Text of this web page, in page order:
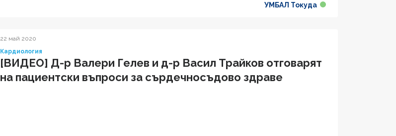
УМБАЛ Токуда
22 май 2020
Кардиология
[ВИДЕО] Д-р Валери Гелев и д-р Васил Трайков отговарят
на пациентски въпроси за сърдечносъдово здравe